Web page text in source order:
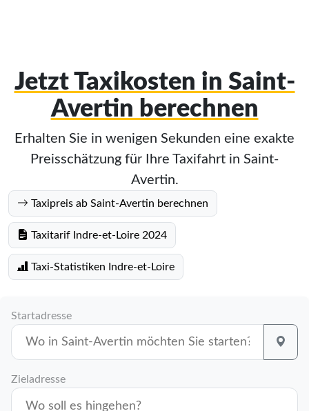
Jetzt Taxikosten in Saint-
Avertin berechnen
Erhalten Sie in wenigen Sekunden eine exakte
Preisschätzung für Ihre Taxifahrt in Saint-
Avertin.
Taxipreis ab Saint-Avertin berechnen
Taxitarif Indre-et-Loire 2024
Taxi-Statistiken Indre-et-Loire
Startadresse
Zieladresse